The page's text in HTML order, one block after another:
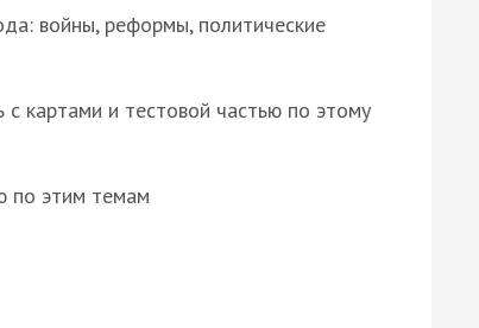
войны, реформы, политические
картами и тестовой частью по этому
по этим темам